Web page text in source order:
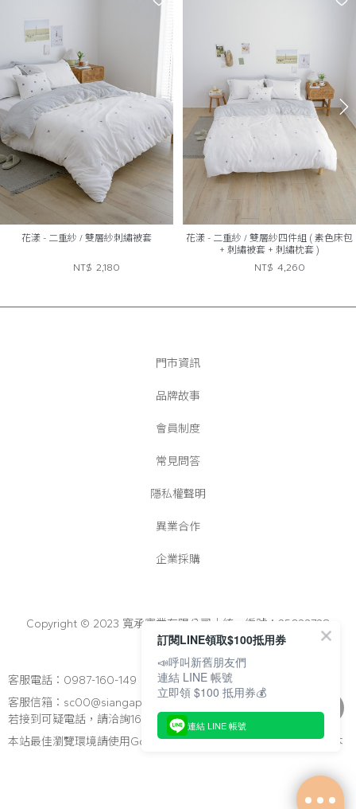
花漾 - 二重紗 / 雙層紗刺繡被套
NT$ 2,180
花漾 - 二重紗 / 雙層紗四件組 ( 素色床包
+ 刺繡被套 + 刺繡枕套 )
NT$ 4,260
門市資訊
品牌故事
會員制度
常見問答
隱私權聲明
異業合作
企業採購
Copyright © 2023 寬承實業有限公司│統一編號：25022728
客服電話：0987-160-149
客服信箱：sc00@siangapato.com.tw
若接到可疑電話，請洽詢165反詐騙專線
本站最佳瀏覽環境請使用Google Chrome、Firefox 或Edge以上版本
訂閱LINE領取$100抵用券
📣呼叫新舊朋友們
連結 LINE 帳號
立即領 $100 抵用券💰
連結 LINE 帳號